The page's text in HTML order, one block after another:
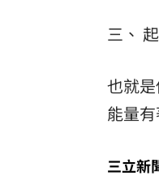
三、
也就
能量
三立新